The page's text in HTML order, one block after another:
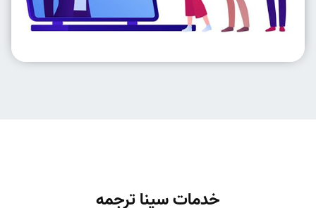
خدمات سینا ترجمه